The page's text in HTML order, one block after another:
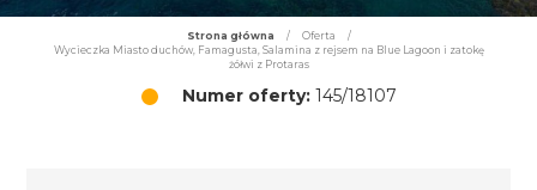
Strona główna / Oferta
/
Wycieczka Miasto duchów, Famagusta, Salamina z rejsem na Blue Lagoon i zatokę
żółwi z Protaras
Numer oferty:145/18107